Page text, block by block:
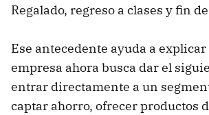
Regalado, regreso a clases y fin
Ese antecedente ayuda a
empresa ahora busca dar el
entrar directamente a un
captar ahorro, ofrecer productos